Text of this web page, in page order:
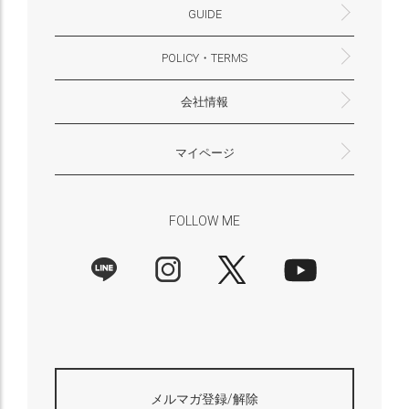
GUIDE
よくあるご質問・お問合せ
お支払いについて
配送・送料について
ギフトサービスについて
一緒に働く？(HAYNI採用情報サイトへ)
for Foreigners (overseas delivery)
POLICY・TERMS
返品・交換について
プライバシーポリシー
特定商取引法に基づく表示
外部送信ポリシー
会社情報
大阪府大阪市淀川区十八条3-9-35
電話番号：06-6868-9671
※お電話でのお問合せ受付は行っておりません
メール：support@hayni.jp
お問い合わせはこちらからお願いいたします
営業時間：10：00～15：00（金曜日は14：00ま
定休日： 土・日・祝祭日
※土日祝祭日はお休みをいただきます。
メールの返信は翌営業日となりますので、ご了承
マイページ
FOLLOW ME
メルマガ登録/解除